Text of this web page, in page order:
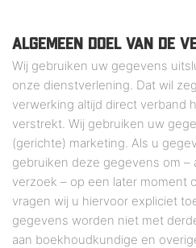
ALGEMEEN DOEL VAN DE
Wij gebruiken uw gegevens
onze dienstverlening. Dat wil
verwerking altijd direct verband
verstrekt. Wij gebruiken uw
(gerichte) marketing. Als u
gebruiken deze gegevens om –
verzoek – op een later moment
vragen wij u hiervoor expliciet
gegevens worden niet met
aan boekhoudkundige en